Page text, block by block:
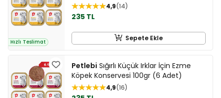
Hızlı Teslimat
4,9 14
235 TL
Sepete Ekle
Petlebi Sığırlı Küçük Irklar İçin Ezme
Köpek Konservesi 100gr (6 Adet)
4,9 16